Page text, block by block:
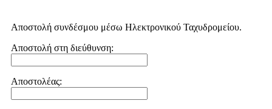
Αποστολή συνδέσμου μέσω Ηλεκτρονικού Ταχυδρομείου.
Αποστολή στη διεύθυνση:
Αποστολέας: